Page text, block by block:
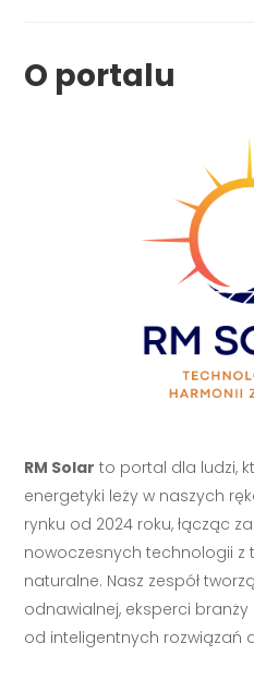
O portalu
RM Solar to portal dla ludzi,
energetyki leży w naszych
rynku od 2024 roku, łącząc
nowoczesnych technologii z
naturalne. Nasz zespół
odnawialnej, eksperci
od inteligentnych rozwiązań